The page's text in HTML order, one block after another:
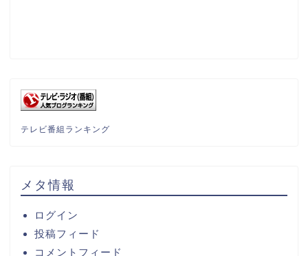
テレビ番組ランキング
メタ情報
ログイン
投稿フィード
コメントフィード